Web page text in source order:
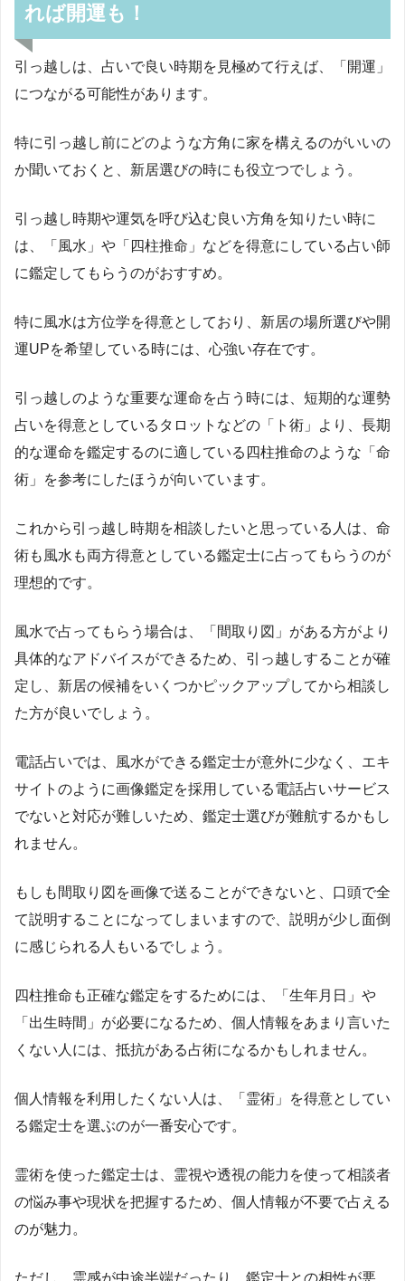
れば開運も！
引っ越しは、占いで良い時期を見極めて行えば、「開運」
につながる可能性があります。
特に引っ越し前にどのような方角に家を構えるのがいいの
か聞いておくと、新居選びの時にも役立つでしょう。
引っ越し時期や運気を呼び込む良い方角を知りたい時に
は、「風水」や「四柱推命」などを得意にしている占い師
に鑑定してもらうのがおすすめ。
特に風水は方位学を得意としており、新居の場所選びや開
運UPを希望している時には、心強い存在です。
引っ越しのような重要な運命を占う時には、短期的な運勢
占いを得意としているタロットなどの「ト術」より、長期
的な運命を鑑定するのに適している四柱推命のような「命
術」を参考にしたほうが向いています。
これから引っ越し時期を相談したいと思っている人は、命
術も風水も両方得意としている鑑定士に占ってもらうのが
理想的です。
風水で占ってもらう場合は、「間取り図」がある方がより
具体的なアドバイスができるため、引っ越しすることが確
定し、新居の候補をいくつかピックアップしてから相談し
た方が良いでしょう。
電話占いでは、風水ができる鑑定士が意外に少なく、エキ
サイトのように画像鑑定を採用している電話占いサービス
でないと対応が難しいため、鑑定士選びが難航するかもし
れません。
もしも間取り図を画像で送ることができないと、口頭で全
て説明することになってしまいますので、説明が少し面倒
に感じられる人もいるでしょう。
四柱推命も正確な鑑定をするためには、「生年月日」や
「出生時間」が必要になるため、個人情報をあまり言いた
くない人には、抵抗がある占術になるかもしれません。
個人情報を利用したくない人は、「霊術」を得意としてい
る鑑定士を選ぶのが一番安心です。
霊術を使った鑑定士は、霊視や透視の能力を使って相談者
の悩み事や現状を把握するため、個人情報が不要で占える
のが魅力。
ただし、霊感が中途半端だったり、鑑定士との相性が悪